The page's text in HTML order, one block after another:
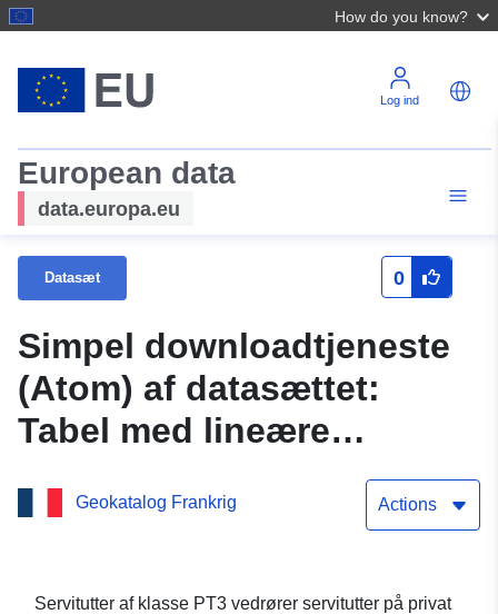
How do you know?
Log ind
European data
data.europa.eu
Datasæt 0
Simpel downloadtjeneste
(Atom) af datasættet:
Tabel med lineære
generatorer knyttet til
servietter af PT3-kvalitet
Geokatalog Frankrig Actions
Servitutter af klasse PT3 vedrører servitutter på privat